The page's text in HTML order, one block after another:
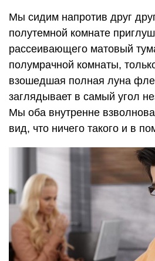
Мы сидим напротив друг
полутемной комнате
рассеивающего матовый
полумрачной комнаты,
взошедшая полная луна
заглядывает в самый угол
Мы оба внутренне
вид, что ничего такого и в